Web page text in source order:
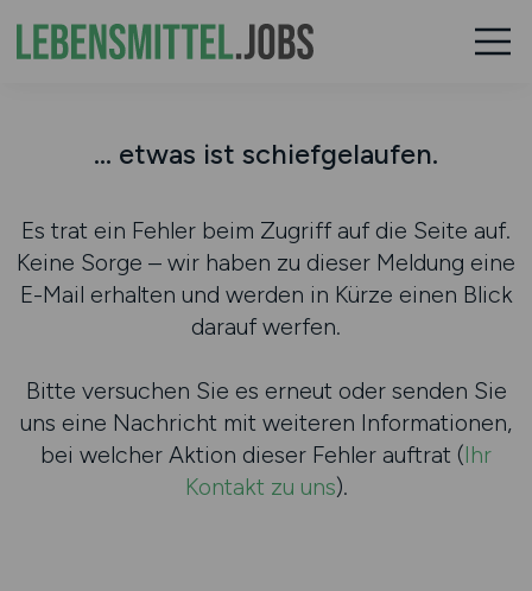
... etwas ist schiefgelaufen.
Es trat ein Fehler beim Zugriff auf die Seite auf.
Keine Sorge – wir haben zu dieser Meldung eine
E-Mail erhalten und werden in Kürze einen Blick
darauf werfen.
Bitte versuchen Sie es erneut oder senden Sie
uns eine Nachricht mit weiteren Informationen,
bei welcher Aktion dieser Fehler auftrat (Ihr
Kontakt zu uns).